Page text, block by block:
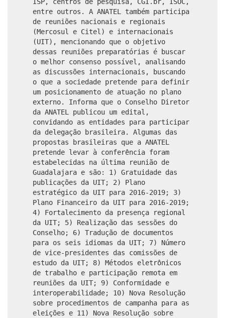
entre outros. A ANATEL também participa
de reuniões nacionais e regionais
(Mercosul e Citel) e internacionais
(UIT), mencionando que o objetivo
dessas reuniões preparatórias é buscar
o melhor consenso possível, analisando
as discussões internacionais, buscando
o que a sociedade pretende para definir
um posicionamento de atuação no plano
externo. Informa que o Conselho Diretor
da ANATEL publicou um edital,
convidando as entidades para participar
da delegação brasileira. Algumas das
propostas brasileiras que a ANATEL
pretende levar à conferência foram
estabelecidas na última reunião de
Guadalajara e são: 1) Gratuidade das
publicações da UIT; 2) Plano
estratégico da UIT para 2016-2019; 3)
Plano Financeiro da UIT para 2016-2019;
4) Fortalecimento da presença regional
da UIT; 5) Realização das sessões do
Conselho; 6) Tradução de documentos
para os seis idiomas da UIT; 7) Número
de vice-presidentes das comissões de
estudo da UIT; 8) Métodos eletrônicos
de trabalho e participação remota em
reuniões da UIT; 9) Conformidade e
interoperabilidade; 10) Nova Resolução
sobre procedimentos de campanha para as
eleições e 11) Nova Resolução sobre